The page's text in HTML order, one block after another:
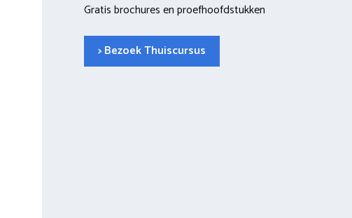
Gratis brochures en proefhoofdstukken
> Bezoek Thuiscursus